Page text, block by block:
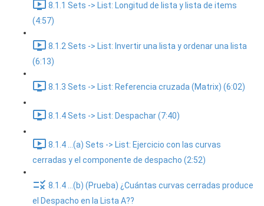
8.1.1 Sets -> List: Longitud de lista y lista de items
(4:57)
8.1.2 Sets -> List: Invertir una lista y ordenar una lista
(6:13)
8.1.3 Sets -> List: Referencia cruzada (Matrix) (6:02)
8.1.4 Sets -> List: Despachar (7:40)
8.1.4 ...(a) Sets -> List: Ejercicio con las curvas
cerradas y el componente de despacho (2:52)
8.1.4 ...(b) (Prueba) ¿Cuántas curvas cerradas produce
el Despacho en la Lista A??